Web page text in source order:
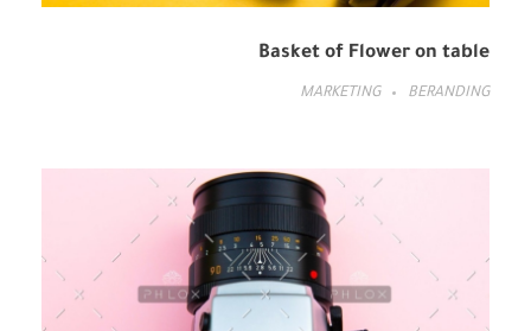
Basket of Flower on table
BERANDING
MARKETING